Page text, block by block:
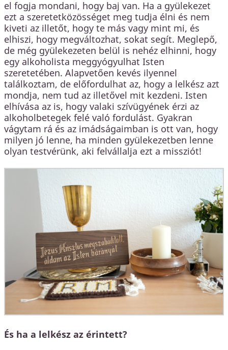
el fogja mondani, hogy baj van. Ha a gyülekezet
ezt a szeretetközösséget meg tudja élni és nem
kiveti az illetőt, hogy te más vagy mint mi, és
elhiszi, hogy megváltozhat, sokat segít. Meglepő,
de még gyülekezeten belül is nehéz elhinni, hogy
egy alkoholista meggyógyulhat Isten
szeretetében. Alapvetően kevés ilyennel
találkoztam, de előfordulhat az, hogy a lelkész azt
mondja, nem tud az illetővel mit kezdeni. Isten
elhívása az is, hogy valaki szívügyének érzi az
alkoholbetegek felé való fordulást. Gyakran
vágytam rá és az imádságaimban is ott van, hogy
milyen jó lenne, ha minden gyülekezetben lenne
olyan testvérünk, aki felvállalja ezt a missziót!
És ha a lelkész az érintett?